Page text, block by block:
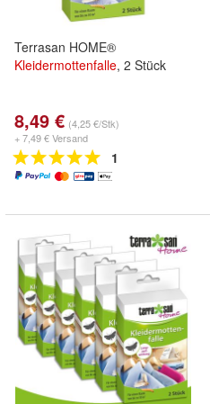
Terrasan HOME®
Kleidermottenfalle, 2 Stück
8,49 € (4,25 €/Stk)
+ 7,49 € Versand
1